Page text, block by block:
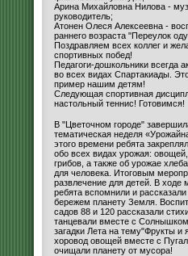
Арина Михайловна Нилова -
руководитель;
Атонен Олеся Алексеевна -
раннего возраста "Переулок
Поздравляем всех коллег и
спортивных побед!
Педагоги-дошкольники всегда
во всех видах Спартакиады.
пример нашим детям!
Следующая спортивная
настольный теннис! Готовимся!
В "Цветочном городе"
тематическая неделя
этого времени ребята
обо всех видах урожая: овощей,
грибов, а также об урожае
для человека. Итоговым
развлечение для детей. В ходе
ребята вспомнили и
бережем планету Земля.
садов 88 и 120 рассказали
танцевали вместе с
загадки Лета на тему"Фрукты и
хоровод овощей вместе с
очищали планету от мусора!